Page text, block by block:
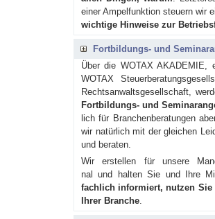
einer Am­pel­funk­ti­on steuern wir
wich­ti­ge Hin­wei­se zur
Fortbil­dungs-​ und
Über die WO­TAX AKADEMIE,
WOTAX
Rechtsanwaltsgesellschaft,
Fortbil­dungs-​ und
lich für Bran­chen­be­ra­tun­gen
wir na­tür­lich mit der glei­chen
und be­ra­ten.
Wir er­stel­len für unsere
nal und halten Sie und Ihre
fachlich informiert, nutzen Sie
Ihrer Branche.